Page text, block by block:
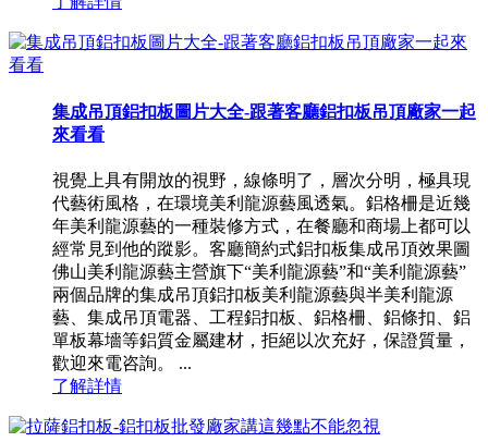
集成吊頂鋁扣板圖片大全-跟著客廳鋁扣板吊頂廠家一起
來看看
視覺上具有開放的視野，線條明了，層次分明，極具現
代藝術風格，在環境美利龍源藝風透氣。鋁格柵是近幾
年美利龍源藝的一種裝修方式，在餐廳和商場上都可以
經常見到他的蹤影。客廳簡約式鋁扣板集成吊頂效果圖
佛山美利龍源藝主營旗下“美利龍源藝”和“美利龍源藝”
兩個品牌的集成吊頂鋁扣板美利龍源藝與半美利龍源
藝、集成吊頂電器、工程鋁扣板、鋁格柵、鋁條扣、鋁
單板幕墻等鋁質金屬建材，拒絕以次充好，保證質量，
歡迎來電咨詢。 ...
了解詳情